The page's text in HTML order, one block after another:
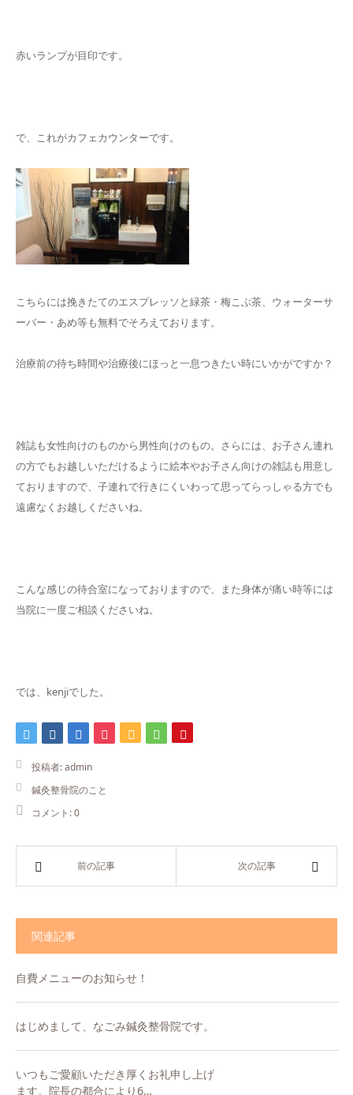
赤いランプが目印です。
で、これがカフェカウンターです。
こちらには挽きたてのエスプレッソと緑茶・梅こぶ茶、ウォーターサ
ーバー・あめ等も無料でそろえております。
治療前の待ち時間や治療後にほっと一息つきたい時にいかがですか？
雑誌も女性向けのものから男性向けのもの。さらには、お子さん連れ
の方でもお越しいただけるように絵本やお子さん向けの雑誌も用意し
ておりますので、子連れで行きにくいわって思ってらっしゃる方でも
遠慮なくお越しくださいね。
こんな感じの待合室になっておりますので、また身体が痛い時等には
当院に一度ご相談くださいね。
では、kenjiでした。
投稿者:admin
鍼灸整骨院のこと
コメント:0
前の記事 次の記事
関連記事
自費メニューのお知らせ！
はじめまして、なごみ鍼灸整骨院です。
いつもご愛顧いただき厚くお礼申し上げ
ます。院長の都合により6…